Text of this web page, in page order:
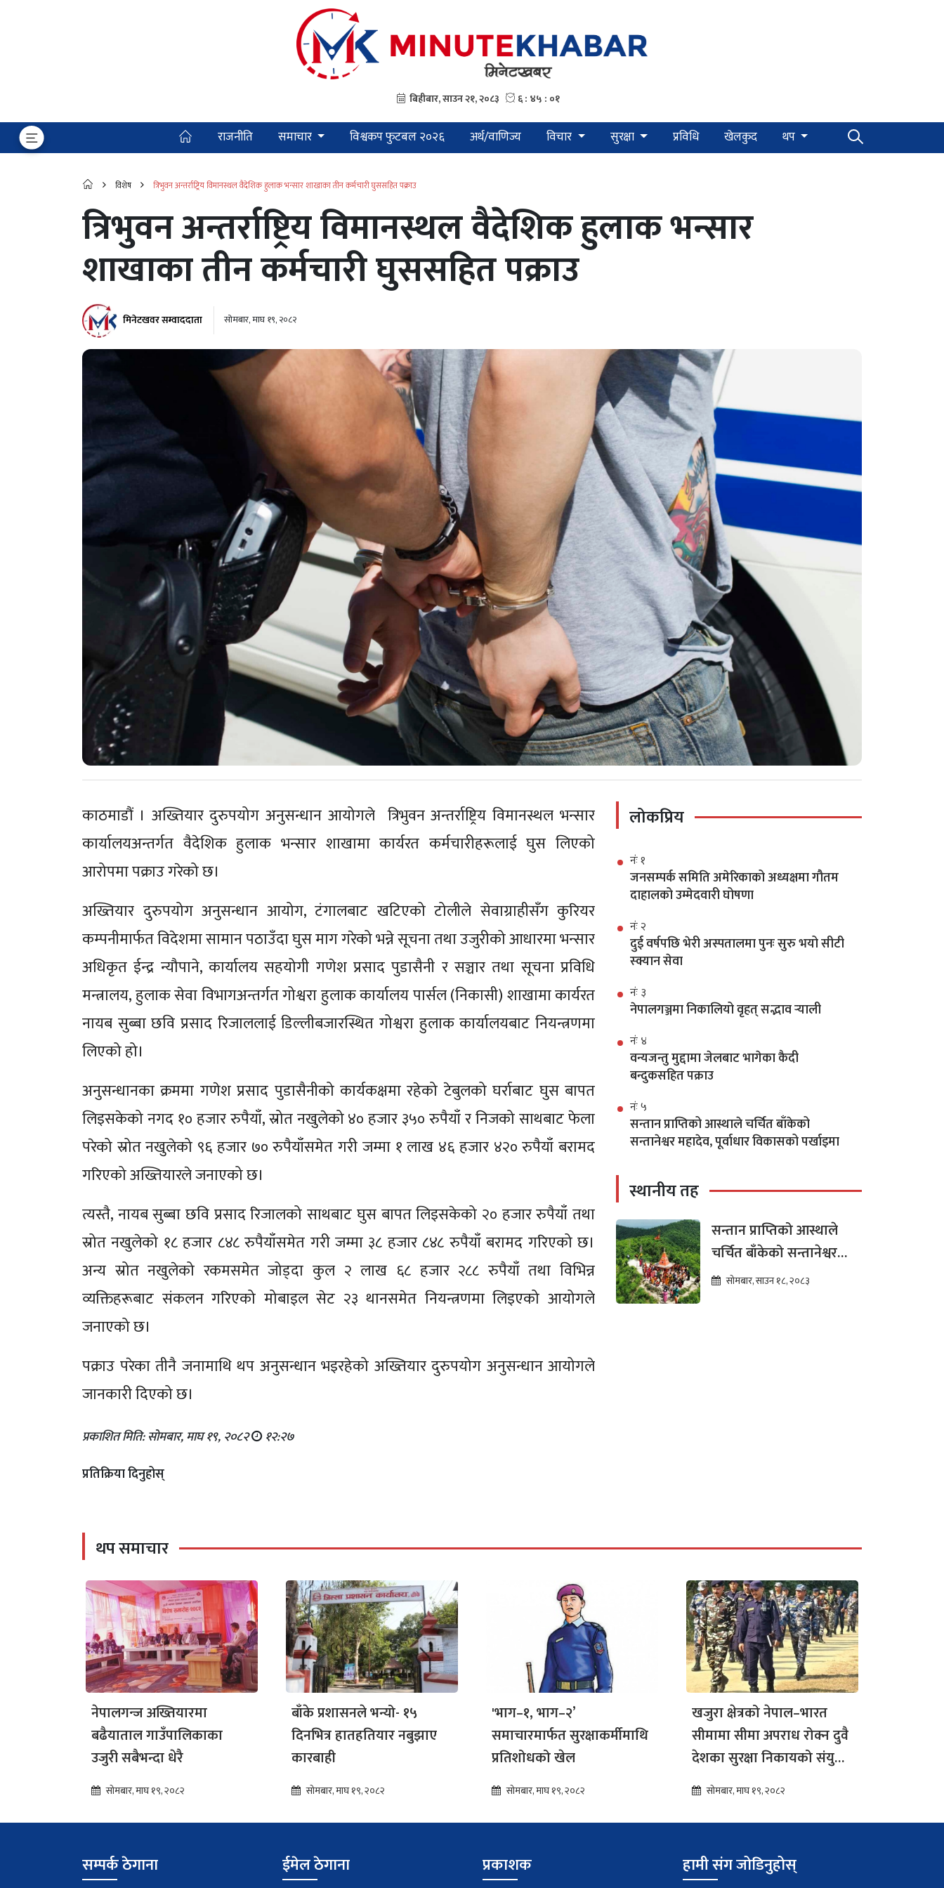
राजनीति समाचार विश्वकप फुटबल २०२६ अर्थ/वाणिज्य विचार सुरक्षा प्रविधि खेलकुद थप
विशेष त्रिभुवन अन्तर्राष्ट्रिय विमानस्थल वैदेशिक हुलाक भन्सार शाखाका तीन कर्मचारी घुससहित पक्राउ
त्रिभुवन अन्तर्राष्ट्रिय विमानस्थल वैदेशिक हुलाक भन्सार
शाखाका तीन कर्मचारी घुससहित पक्राउ
मिनेटखवर सम्वाददाता सोमबार, माघ १९, २०८२
काठमाडौं । अख्तियार दुरुपयोग अनुसन्धान आयोगले त्रिभुवन अन्तर्राष्ट्रिय विमानस्थल भन्सार
कार्यालयअन्तर्गत वैदेशिक हुलाक भन्सार शाखामा कार्यरत कर्मचारीहरूलाई घुस लिएको
आरोपमा पक्राउ गरेको छ।
अख्तियार दुरुपयोग अनुसन्धान आयोग, टंगालबाट खटिएको टोलीले सेवाग्राहीसँग कुरियर
कम्पनीमार्फत विदेशमा सामान पठाउँदा घुस माग गरेको भन्ने सूचना तथा उजुरीको आधारमा भन्सार
अधिकृत ईन्द्र न्यौपाने, कार्यालय सहयोगी गणेश प्रसाद पुडासैनी र सञ्चार तथा सूचना प्रविधि
मन्त्रालय, हुलाक सेवा विभागअन्तर्गत गोश्वरा हुलाक कार्यालय पार्सल (निकासी) शाखामा कार्यरत
नायब सुब्बा छवि प्रसाद रिजाललाई डिल्लीबजारस्थित गोश्वरा हुलाक कार्यालयबाट नियन्त्रणमा
लिएको हो।
अनुसन्धानका क्रममा गणेश प्रसाद पुडासैनीको कार्यकक्षमा रहेको टेबुलको घर्राबाट घुस बापत
लिइसकेको नगद १० हजार रुपैयाँ, स्रोत नखुलेको ४० हजार ३५० रुपैयाँ र निजको साथबाट फेला
परेको स्रोत नखुलेको ९६ हजार ७० रुपैयाँसमेत गरी जम्मा १ लाख ४६ हजार ४२० रुपैयाँ बरामद
गरिएको अख्तियारले जनाएको छ।
त्यस्तै, नायब सुब्बा छवि प्रसाद रिजालको साथबाट घुस बापत लिइसकेको २० हजार रुपैयाँ तथा
स्रोत नखुलेको १८ हजार ८४८ रुपैयाँसमेत गरी जम्मा ३८ हजार ८४८ रुपैयाँ बरामद गरिएको छ।
अन्य स्रोत नखुलेको रकमसमेत जोड्दा कुल २ लाख ६८ हजार २८८ रुपैयाँ तथा विभिन्न
व्यक्तिहरूबाट संकलन गरिएको मोबाइल सेट २३ थानसमेत नियन्त्रणमा लिइएको आयोगले
जनाएको छ।
पक्राउ परेका तीनै जनामाथि थप अनुसन्धान भइरहेको अख्तियार दुरुपयोग अनुसन्धान आयोगले
जानकारी दिएको छ।
प्रकाशित मिति: सोमबार, माघ १९, २०८२ १२:२७
प्रतिक्रिया दिनुहोस्
लोकप्रिय
नंः १
जनसम्पर्क समिति अमेरिकाको अध्यक्षमा गौतम
दाहालको उम्मेदवारी घोषणा
नंः २
दुई वर्षपछि भेरी अस्पतालमा पुनः सुरु भयो सीटी
स्क्यान सेवा
नंः ३
नेपालगञ्जमा निकालियो वृहत् सद्भाव र्‍याली
नंः ४
वन्यजन्तु मुद्दामा जेलबाट भागेका कैदी
बन्दुकसहित पक्राउ
नंः ५
सन्तान प्राप्तिको आस्थाले चर्चित बाँकेको
सन्तानेश्वर महादेव, पूर्वाधार विकासको पर्खाइमा
स्थानीय तह
सन्तान प्राप्तिको आस्थाले
चर्चित बाँकेको सन्तानेश्वर
महादेव, पूर्वाधार विकासको
सोमबार, साउन १८, २०८३
थप समाचार
नेपालगन्ज अख्तियारमा
बढैयाताल गाउँपालिकाका
उजुरी सबैभन्दा धेरै
सोमबार, माघ १९, २०८२
बाँके प्रशासनले भन्यो- १५
दिनभित्र हातहतियार नबुझाए
कारबाही
सोमबार, माघ १९, २०८२
'भाग–१, भाग–२’
समाचारमार्फत सुरक्षाकर्मीमाथि
प्रतिशोधको खेल
सोमबार, माघ १९, २०८२
खजुरा क्षेत्रको नेपाल–भारत
सीमामा सीमा अपराध रोक्न दुवै
देशका सुरक्षा निकायको संयुक्त
पैदल गस्ती
सोमबार, माघ १९, २०८२
सम्पर्क ठेगाना ईमेल ठेगाना प्रकाशक हामी संग जोडिनुहोस्